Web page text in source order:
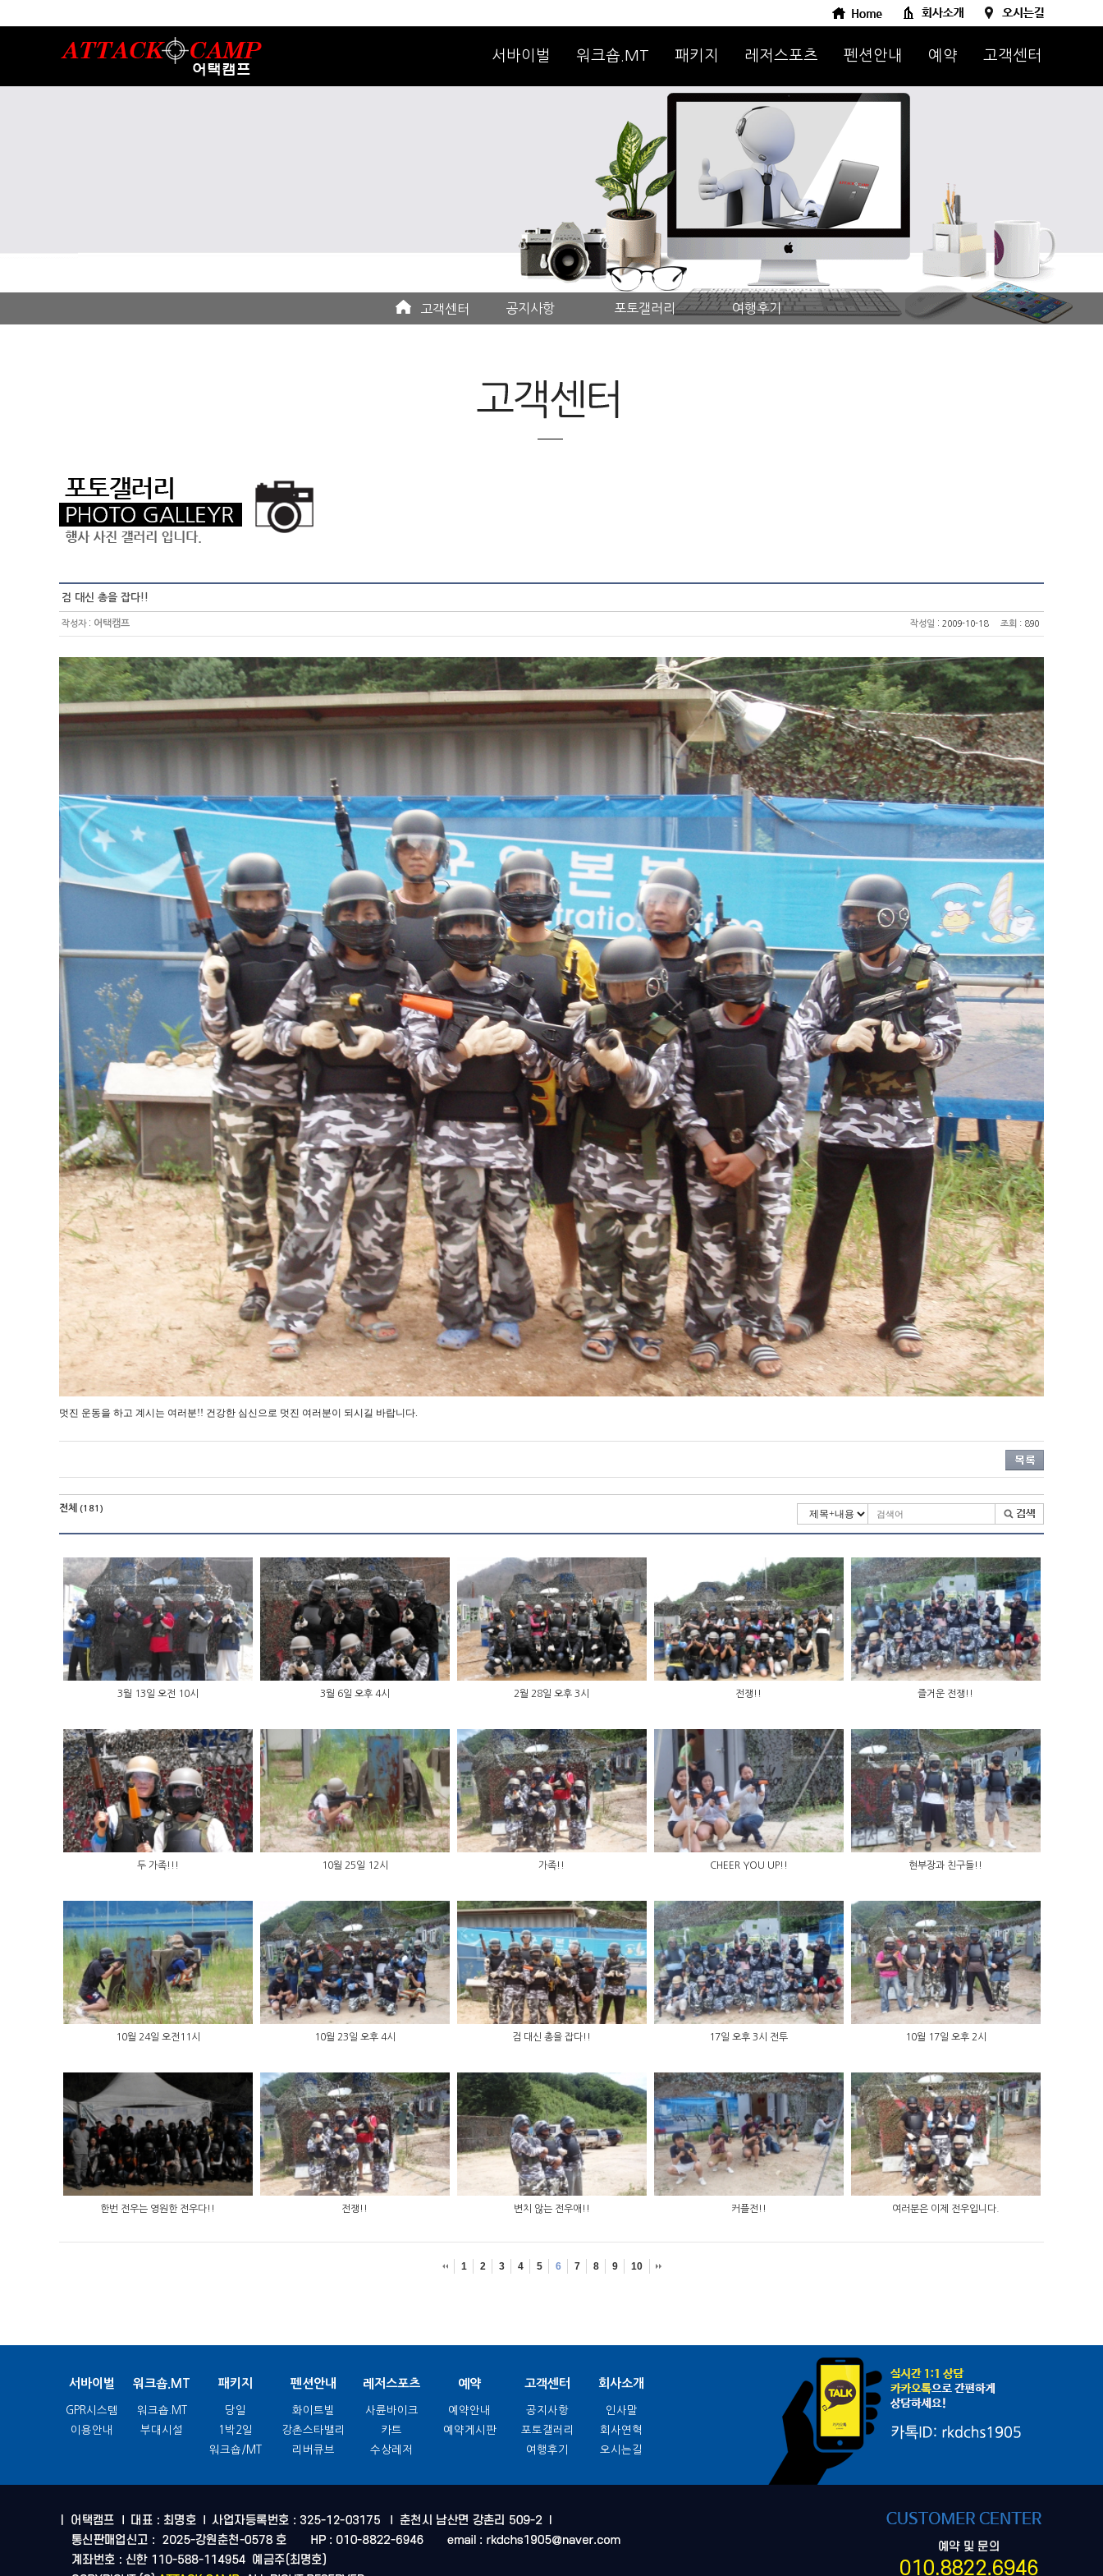
서바이벌 워크숍.MT 패키지 레저스포츠 펜션안내 예약 고객센터
고객센터 공지사항 포토갤러리 여행후기
검 대신 총을 잡다!!
작성자: 어택캠프 작성일 : 2009-10-18 조회 : 890
멋진 운동을 하고 계시는 여러분!! 건강한 심신으로 멋진 여러분이 되시길 바랍니다.
전체 (181)
3월 13일 오전 10시 3월 6일 오후 4시 2월 28일 오후 3시 전쟁!! 즐거운 전쟁!!
두 가족!!! 10월 25일 12시 가족!! CHEER YOU UP!! 현부장과 친구들!!
10월 24일 오전11시 10월 23일 오후 4시 검 대신 총을 잡다!! 17일 오후 3시 전투 10월 17일 오후 2시
한번 전우는 영원한 전우다!! 전쟁!! 변치 않는 전우애!! 커플전!! 여러분은 이제 전우입니다.
1 2 3 4 5 6 7 8 9 10
서바이벌 워크숍.MT 패키지 펜션안내 레저스포츠 예약 고객센터 회사소개
GPR시스템 워크숍.MT 당일 화이트빌 사륜바이크 예약안내 공지사항
인사말
이용안내
부대시설 1박2일 강촌스타밸리 카트 예약게시판 포토갤러리
회사연혁
워크숍/MT
리버큐브 수상레저 여행후기 오시는길